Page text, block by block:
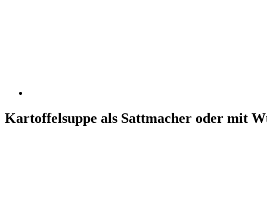
Kartoffelsuppe als Sattmacher oder mit